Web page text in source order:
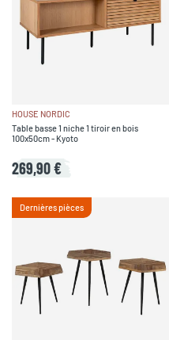
HOUSE NORDIC
Table basse 1 niche 1 tiroir en bois
100x50cm - Kyoto
269,90 €
Dernières pièces